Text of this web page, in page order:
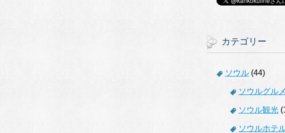
カテゴリー
ソウル (44)
ソウルグルメ
ソウル観光
ソウルホテ